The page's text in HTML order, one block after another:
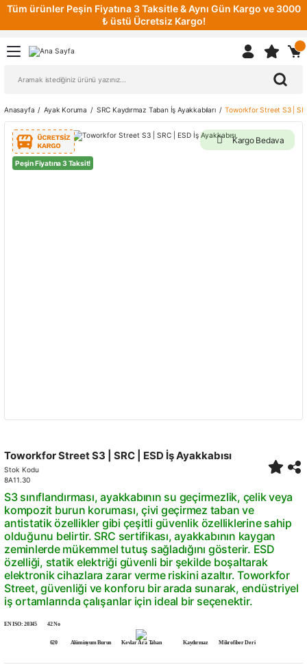
Tüm ürünler Peşin Fiyatına 3 Taksitle & Aynı Gün Kargo ve 3000
₺ üstü Ücretsiz Kargo!
Anasayfa Ayak Koruma SRC Kaydırmaz Taban İş Ayakkabıları Toworkfor Street S3 |
Peşin Fiyatına 3 Taksit!
Kargo Bedava
Toworkfor Street S3 | SRC | ESD İş Ayakkabısı
Stok Kodu
8A11.30
S3 sınıflandırması, ayakkabının su geçirmezlik, çelik veya
kompozit burun koruması, çivi geçirmez taban ve
antistatik özellikler gibi çeşitli güvenlik özelliklerine sahip
olduğunu belirtir. SRC sertifikası, ayakkabının kaygan
zeminlerde mükemmel tutuş sağladığını gösterir. ESD
özelliği, statik elektriği güvenli bir şekilde boşaltarak
elektronik cihazlara zarar verme riskini azaltır. Toworkfor
Street, güvenliği ve konforu bir arada sunarak, endüstriyel
iş ortamlarında çalışanlar için ideal bir seçenektir.
EN ISO: 20345 42 No
620 Alüminyum Burun Kevlar Ara Taban Kaydırmaz Mikrofiber Deri